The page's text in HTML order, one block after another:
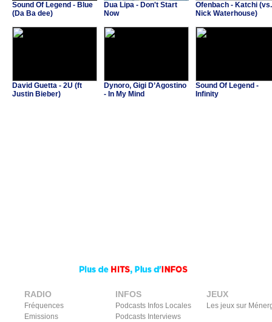
Sound Of Legend - Blue
(Da Ba dee)
Dua Lipa - Don't Start
Now
Ofenbach - Katchi (vs.
Nick Waterhouse)
David Guetta - 2U (ft
Justin Bieber)
Dynoro, Gigi D’Agostino
- In My Mind
Sound Of Legend -
Infinity
RADIO
Fréquences
Emissions
INFOS
Podcasts Infos Locales
Podcasts Interviews
JEUX
Les jeux sur